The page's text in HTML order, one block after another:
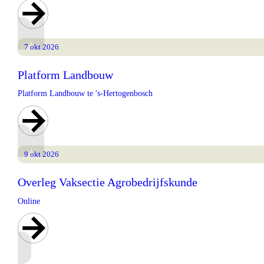
7 okt 2026
Platform Landbouw
Platform Landbouw te 's-Hertogenbosch
9 okt 2026
Overleg Vaksectie Agrobedrijfskunde
Online